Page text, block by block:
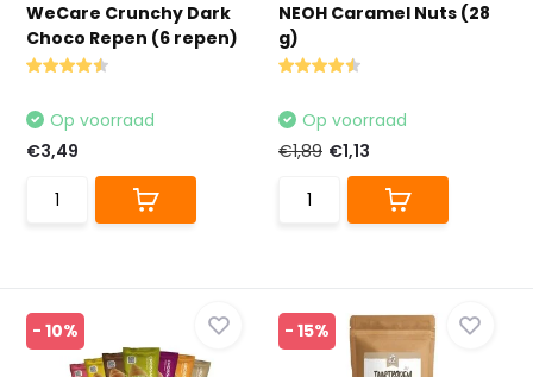
WeCare Crunchy Dark
Choco Repen (6 repen)
Op voorraad
€3,49
NEOH Caramel Nuts (28
g)
Op voorraad
€1,89 €1,13
- 10% - 15%